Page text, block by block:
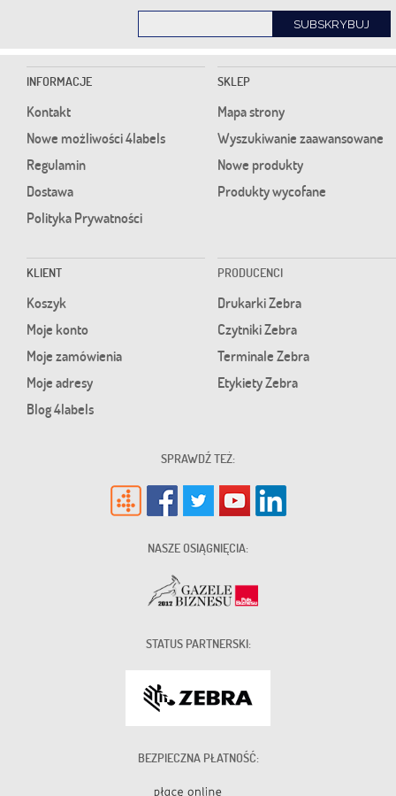
SUBSKRYBUJ
INFORMACJE
Kontakt
Nowe możliwości 4labels
Regulamin
Dostawa
Polityka Prywatności
SKLEP
Mapa strony
Wyszukiwanie zaawansowane
Nowe produkty
Produkty wycofane
KLIENT
Koszyk
Moje konto
Moje zamówienia
Moje adresy
Blog 4labels
PRODUCENCI
Drukarki Zebra
Czytniki Zebra
Terminale Zebra
Etykiety Zebra
SPRAWDŹ TEŻ:
NASZE OSIĄGNIĘCIA:
STATUS PARTNERSKI:
BEZPIECZNA PŁATNOŚĆ: